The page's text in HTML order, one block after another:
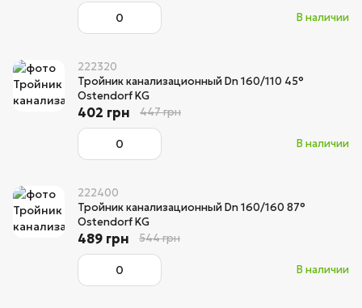
В наличии
222320
Тройник канализационный Dn 160/110 45°
Ostendorf KG
В наличии
402 грн 447 грн
222400
Тройник канализационный Dn 160/160 87°
Ostendorf KG
В наличии
489 грн 544 грн